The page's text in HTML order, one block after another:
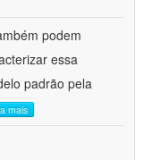
podem
essa
padrão pela
mais